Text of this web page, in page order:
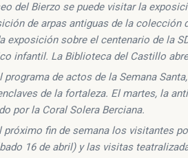
del Bierzo se puede visitar la
de arpas antiguas de la
exposición sobre el centenario de la
infantil. La Biblioteca del Castillo
programa de actos de la Semana
de la fortaleza. El martes, la
por la Coral Solera Berciana.
próximo fin de semana los visitantes
16 de abril) y las visitas